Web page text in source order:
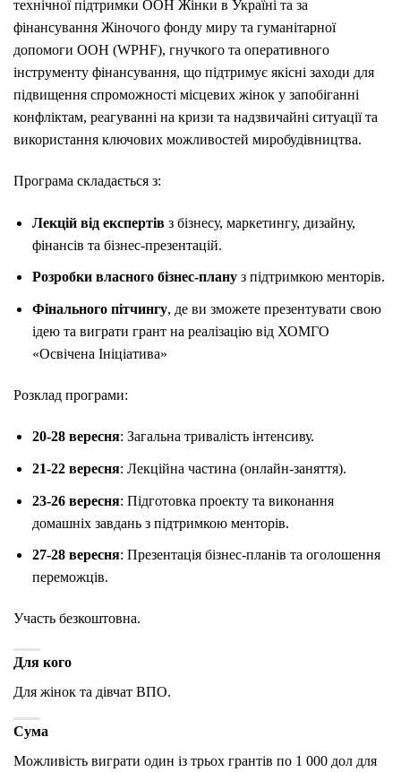
технічної підтримки ООН Жінки в Україні та за
фінансування Жіночого фонду миру та гуманітарної
допомоги ООН (WPHF), гнучкого та оперативного
інструменту фінансування, що підтримує якісні заходи для
підвищення спроможності місцевих жінок у запобіганні
конфліктам, реагуванні на кризи та надзвичайні ситуації та
використання ключових можливостей миробудівництва.
Програма складається з:
Лекцій від експертівз бізнесу, маркетингу, дизайну,
фінансів та бізнес-презентацій.
Розробки власного бізнес-плануз підтримкою менторів.
Фінального пітчингу, де ви зможете презентувати свою
ідею та виграти грант на реалізацію від ХОМГО
«Освічена Ініціатива»
Розклад програми:
20-28 вересня: Загальна тривалість інтенсиву.
21-22 вересня: Лекційна частина (онлайн-заняття).
23-26 вересня: Підготовка проекту та виконання
домашніх завдань з підтримкою менторів.
27-28 вересня: Презентація бізнес-планів та оголошення
переможців.
Участь безкоштовна.
Для кого
Для жінок та дівчат ВПО.
Сума
Можливість виграти один із трьох грантів по 1 000 дол для